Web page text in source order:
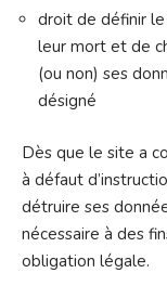
droit de définir
leur mort et de
(ou non) ses
désigné
Dès que le site a
à défaut
détruire ses
nécessaire à des
obligation légale.